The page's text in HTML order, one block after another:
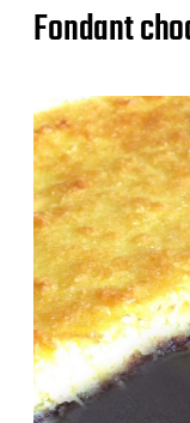
Fondant